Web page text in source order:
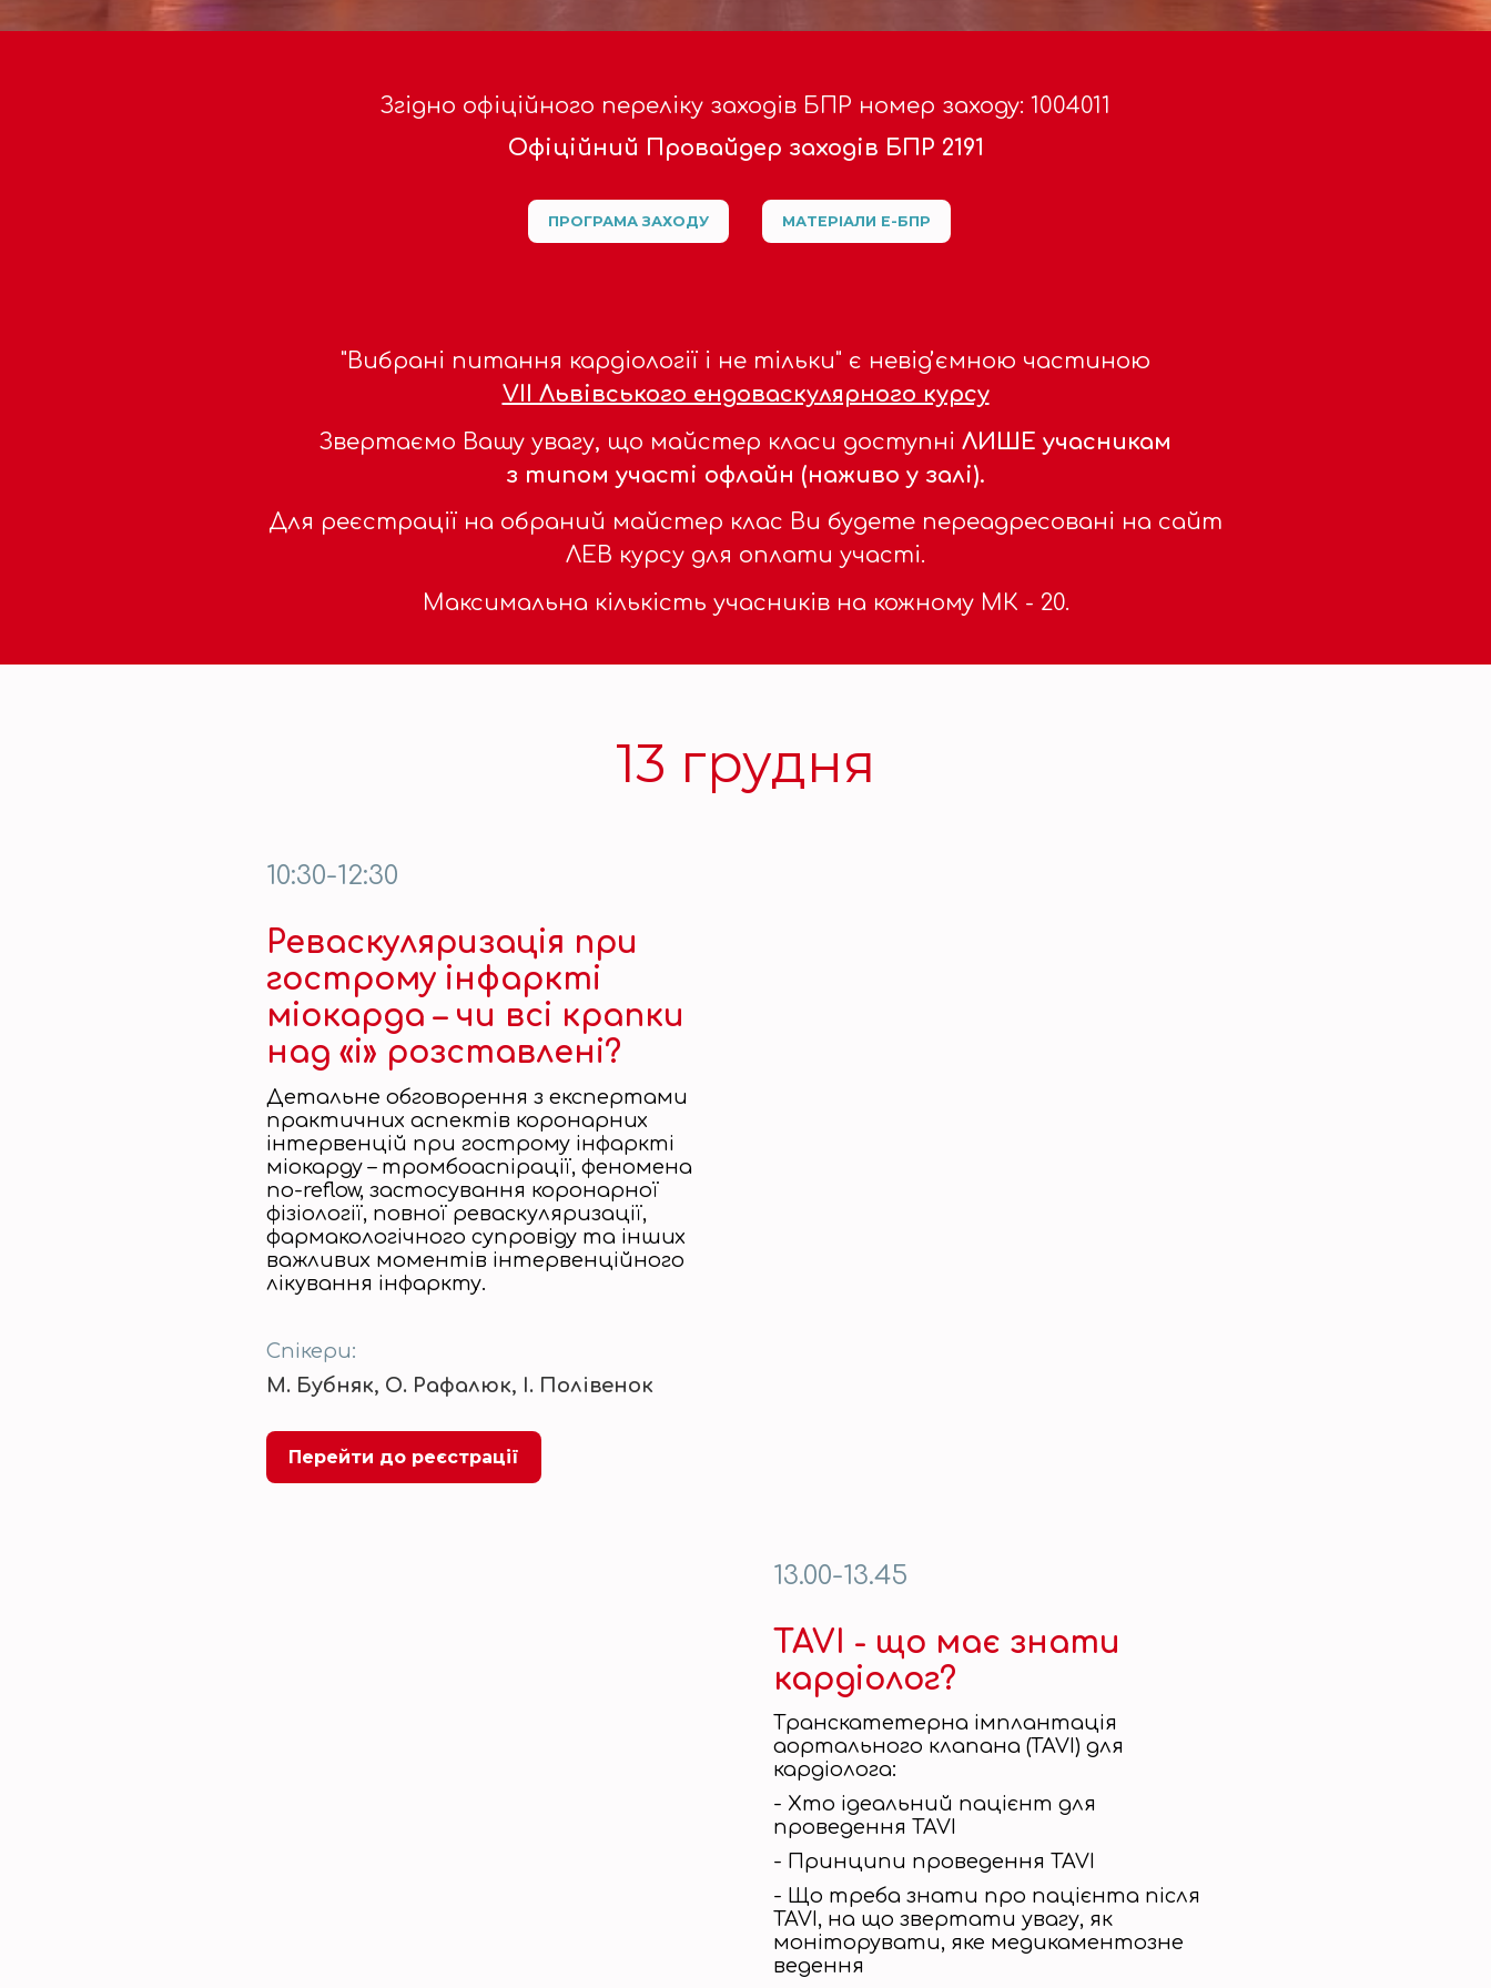
Згідно офіційного переліку заходів БПР номер заходу: 1004011
Офіційний Провайдер заходів БПР 2191
ПРОГРАМА ЗАХОДУ МАТЕРІАЛИ Е-БПР
"Вибрані питання кардіології і не тільки" є невідʼємною частиною
VIІ Львівського ендоваскулярного курсу
Звертаємо Вашу увагу, що майстер класи доступні ЛИШЕ учасникам
з типом участі офлайн (наживо у залі).
Для реєстрації на обраний майстер клас Ви будете переадресовані на сайт
ЛЕВ курсу для оплати участі.
Максимальна кількість учасників на кожному МК - 20.
13 грудня
10:30-12:30
Реваскуляризація при
гострому інфаркті
міокарда – чи всі крапки
над «і» розставлені?
Детальне обговорення з експертами
практичних аспектів коронарних
інтервенцій при гострому інфаркті
міокарду – тромбоаспірації, феномена
no-reflow, застосування коронарної
фізіології, повної реваскуляризації,
фармакологічного супровіду та інших
важливих моментів інтервенційного
лікування інфаркту.
Спікери:
М. Бубняк, О. Рафалюк, І. Полівенок
Перейти до реєстрації
13.00-13.45
TAVI - що має знати
кардіолог?
Транскатетерна імплантація
аортального клапана (TAVI) для
кардіолога:
- Хто ідеальний пацієнт для
проведення TAVI
- Принципи проведення TAVI
- Що треба знати про пацієнта після
TAVI, на що звертати увагу, як
моніторувати, яке медикаментозне
ведення